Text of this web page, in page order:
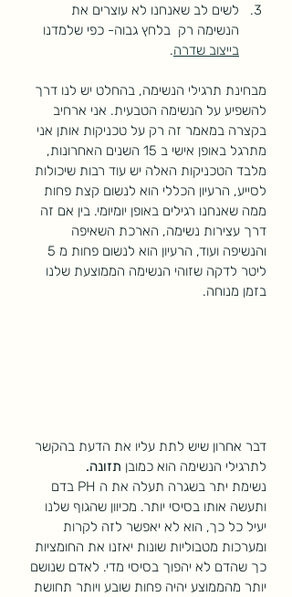
לשים לב שאנחנו לא עוצרים את
הנשימה רק  בלחץ גבוה- כפי שלמדנו
בייצוב שדרה.
מבחינת תרגילי הנשימה, בהחלט יש לנו דרך
להשפיע על הנשימה הטבעית. אני ארחיב
בקצרה במאמר זה רק על טכניקות אותן אני
מתרגל באופן אישי ב 15 השנים האחרונות,
מלבד הטכניקות האלה יש עוד רבות שיכולות
לסייע, הרעיון הכללי הוא לנשום קצת פחות
ממה שאנחנו רגילים באופן יומיומי. בין אם זה
דרך עצירות נשימה, הארכת השאיפה
ליטר לדקה שזוהי הנשימה הממוצעת שלנו
בזמן מנוחה.
דבר אחרון שיש לתת עליו את הדעת בהקשר
לתרגילי הנשימה הוא כמובן תזונה.
נשימת יתר בשגרה תעלה את ה PH בדם
ותעשה אותו בסיסי יותר. מכיוון שהגוף שלנו
יעיל כל כך, הוא לא יאפשר לזה לקרות
ומערכות מטבוליות שונות יאזנו את החומציות
כך שהדם לא יהפוך בסיסי מדי. לאדם שנושם
יותר מהממוצע יהיה פחות שובע ויותר תחושת